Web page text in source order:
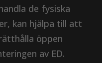
de fysiska
kan hjälpa till att
öppen
av ED.